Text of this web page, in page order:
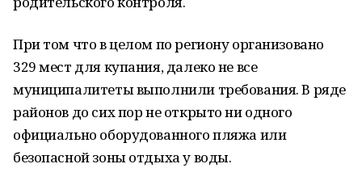
При том что в целом по региону организовано
329 мест для купания, далеко не все
муниципалитеты выполнили требования. В ряде
районов до сих пор не открыто ни одного
официально оборудованного пляжа или
безопасной зоны отдыха у воды.